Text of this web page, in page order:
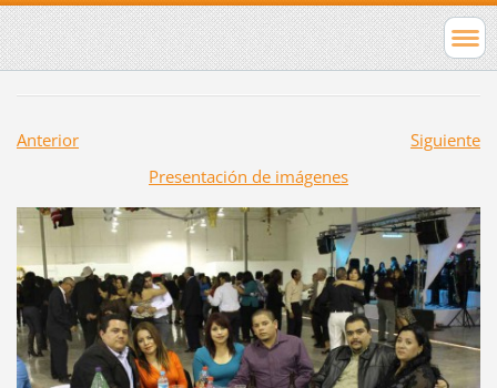
Anterior
Siguiente
Presentación de imágenes